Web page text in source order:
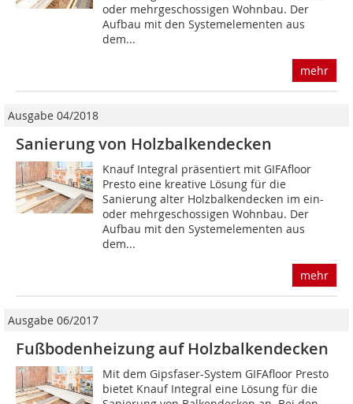
oder mehrgeschossigen Wohnbau. Der
Aufbau mit den Systemelementen aus
dem...
mehr
Ausgabe 04/2018
Sanierung von Holzbalkendecken
Knauf Integral präsentiert mit GIFAfloor
Presto eine kreative Lösung für die
Sanierung alter Holzbalkendecken im ein-
oder mehrgeschossigen Wohnbau. Der
Aufbau mit den Systemelementen aus
dem...
mehr
Ausgabe 06/2017
Fußbodenheizung auf Holzbalkendecken
Mit dem Gipsfaser-System GIFAfloor Presto
bietet Knauf Integral eine Lösung für die